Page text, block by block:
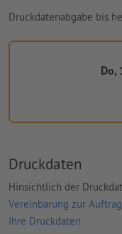
Druckdatenabgabe bis
Do,
Druckdaten
Hinsichtlich der
Vereinbarung zur
Ihre Druckdaten